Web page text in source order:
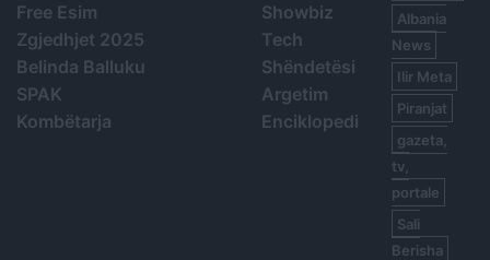
Free Esim
Zgjedhjet 2025
Belinda Balluku
SPAK
Kombëtarja
Showbiz
Tech
Shëndetësi
Argetim
Enciklopedi
Albania
News
Ilir Meta
Piranjat
gazeta,
tv,
portale
Sali
Berisha